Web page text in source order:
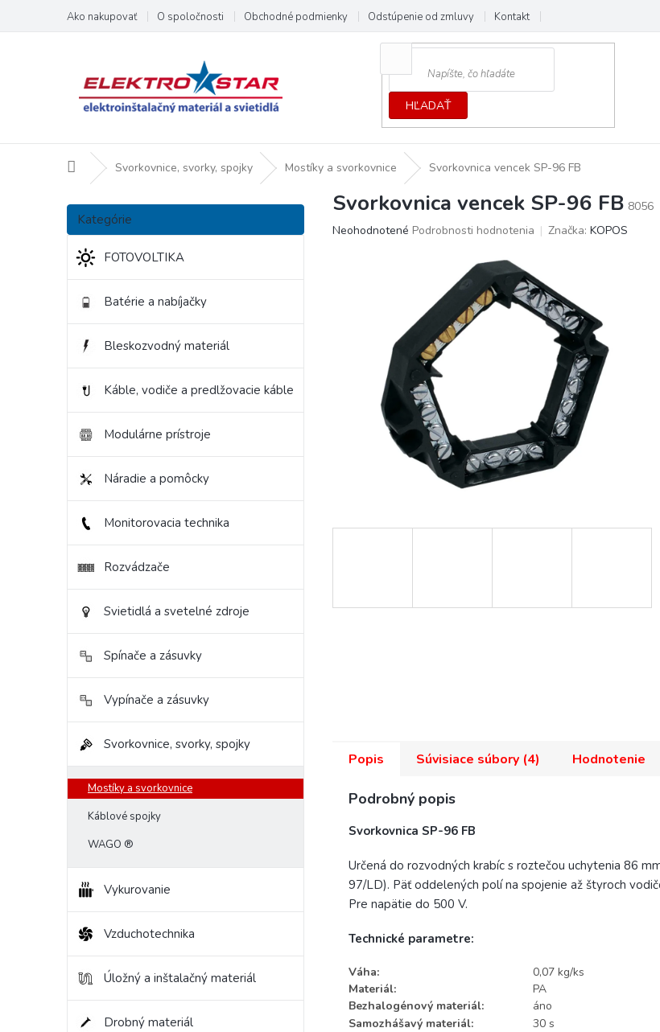
obsah
Ako nakupovať O spoločnosti Obchodné podmienky Odstúpenie od zmluvy Kontakt
HĽADAŤ
DomovSvorkovnice, svorky, spojky Mostíky a svorkovnice Svorkovnica vencek SP-96 FB
B
č
n
Preskočiť
kategórie
Kategórie
FOTOVOLTIKA
Batérie a nabíjačky
Bleskozvodný materiál
Káble, vodiče a predlžovacie káble
Modulárne prístroje
Náradie a pomôcky
Monitorovacia technika
Rozvádzače
Svietidlá a svetelné zdroje
Spínače a zásuvky
Vypínače a zásuvky
Svorkovnice, svorky, spojky
Mostíky a svorkovnice
Káblové spojky
WAGO ®
Vykurovanie
Vzduchotechnika
Úložný a inštalačný materiál
Drobný materiál
Svorkovnica vencek SP-96 FB 8056
Priemerné
Neohodnotené Podrobnosti hodnotenia Značka: KOPOS
Popis Súvisiace súbory (4) Hodnotenie
Podrobný popis
Svorkovnica SP-96 FB
Určená do rozvodných krabíc s roztečou uchytenia 86
97/LD). Päť oddelených polí na spojenie až štyroch
Pre napätie do 500 V.
Technické parametre:
Váha:
0,07 kg/ks
Materiál:
PA
Bezhalogénový materiál:
áno
Samozhášavý materiál:
30 s